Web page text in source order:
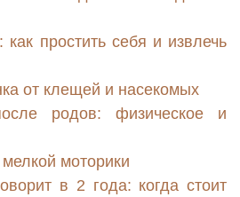
простить себя и извлечь
от клещей и насекомых
родов: физическое и
моторики
в 2 года: когда стоит